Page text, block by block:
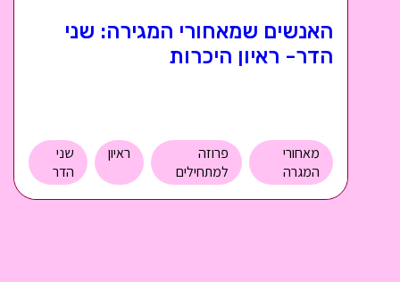
האנשים שמאחורי המגירה: שני
הדר- ראיון היכרות
מאחורי
המגרה
פרוזה
למתחילים
ראיון
שני
הדר